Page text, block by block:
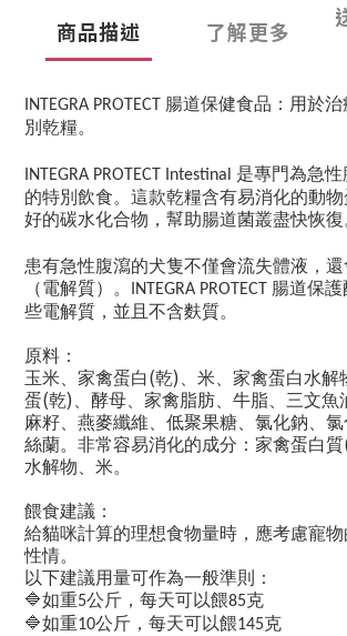
商品描述 了解更多
INTEGRA PROTECT 腸道保健食品：用於
別乾糧。
INTEGRA PROTECT Intestinal 是專門為急
的特別飲食。這款乾糧含有易消化的動
好的碳水化合物，幫助腸道菌叢盡快恢復
患有急性腹瀉的犬隻不僅會流失體液，
（電解質）。 INTEGRA PROTECT 腸道保
些電解質，並且不含麩質。
原料：
玉米、家禽蛋白(乾) 、米、家禽蛋白水
蛋(乾) 、酵母、家禽脂肪、牛脂、三文
麻籽、燕麥纖維、低聚果糖、氯化鈉、氯
絲蘭。非常容易消化的成分：家禽蛋白質
水解物、米。
餵食建議：
給貓咪計算的理想食物量時，應考慮寵
性情。
以下建議用量可作為一般準則：
🔷如重5公斤，每天可以餵85克
🔷如重10公斤，每天可以餵145克